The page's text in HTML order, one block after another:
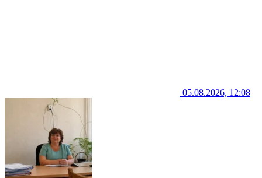
05.08.2026, 12:08